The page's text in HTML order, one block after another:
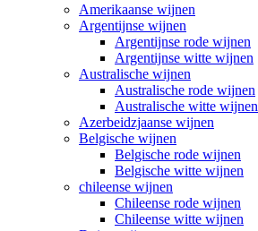
Amerikaanse wijnen
Argentijnse wijnen
Argentijnse rode wijnen
Argentijnse witte wijnen
Australische wijnen
Australische rode wijnen
Australische witte wijnen
Azerbeidzjaanse wijnen
Belgische wijnen
Belgische rode wijnen
Belgische witte wijnen
chileense wijnen
Chileense rode wijnen
Chileense witte wijnen